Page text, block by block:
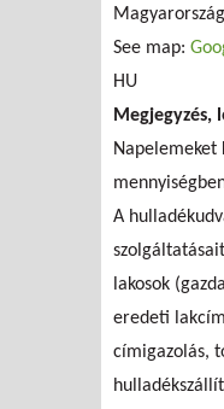
Magyarország
See map:
HU
Megjegyzés,
Napelemeket
A
lakosok
eredeti
címigazolás,